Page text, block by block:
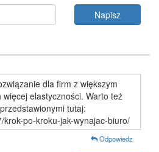
dla firm z większym
elastyczności. Warto też
tutaj:
po-kroku-jak-wynajac-biuro/
Odpowiedz